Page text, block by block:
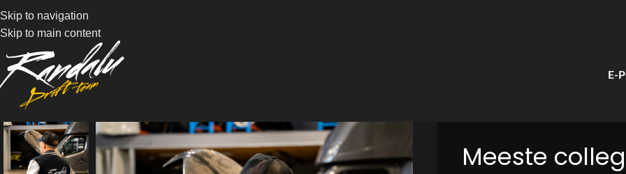
Skip to navigation
Skip to main content
E-
Meeste